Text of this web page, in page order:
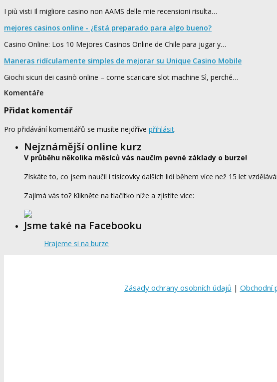
I più visti Il migliore casino non AAMS delle mie recensioni risulta…
mejores casinos online - ¿Está preparado para algo bueno?
Casino Online: Los 10 Mejores Casinos Online de Chile para jugar y…
Maneras ridículamente simples de mejorar su Unique Casino Mobile
Giochi sicuri dei casinò online – come scaricare slot machine Sì, perché…
Komentáře
Přidat komentář
Pro přidávání komentářů se musíte nejdříve přihlásit.
Nejznámější online kurz
V průběhu několika měsíců vás naučím pevné základy o burze!
Získáte to, co jsem naučil i tisícovky dalších lidí během více než 15 let
Zajímá vás to? Klikněte na tlačítko níže a zjistíte více:
Jsme také na Facebooku
Hrajeme si na burze
Zásady ochrany osobních údajů | Obchodní